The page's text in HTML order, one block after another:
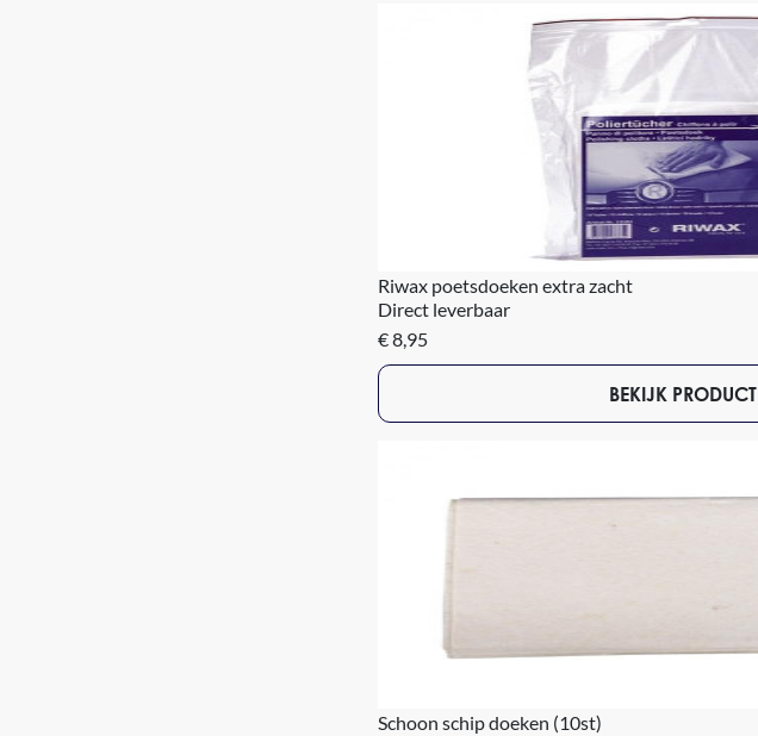
Riwax poetsdoeken extra zacht
Direct leverbaar
€ 8,95
BEKIJK PRODUCT
Schoon schip doeken (10st)